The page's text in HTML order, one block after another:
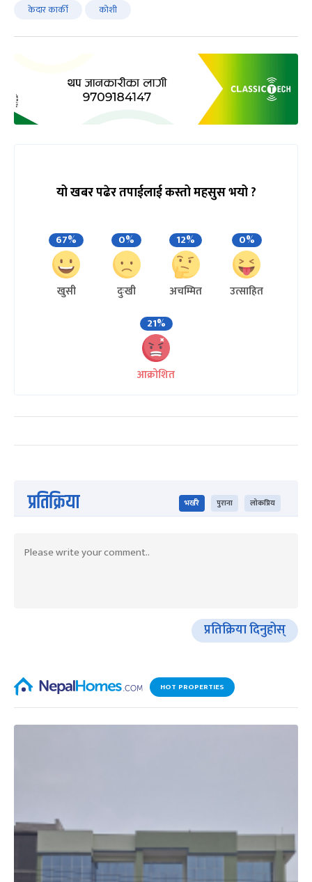
केदार कार्की कोशी
यो खबर पढेर तपाईलाई कस्तो महसुस भयो ?
67%
खुसी
0%
दुःखी
12%
अचम्मित
0%
उत्साहित
21%
आक्रोशित
प्रतिक्रिया भर्खरै पुराना लोकप्रिय
प्रतिक्रिया दिनुहोस्
HOT PROPERTIES